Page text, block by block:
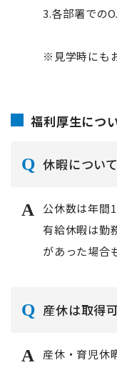
3.各部署での
※見学時にも
福利厚生につ
休暇につい
公休数は年間
有給休暇は勤
があった場合
産休は取得
産休・育児休